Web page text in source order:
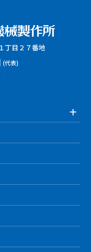
丁目２７番地
(代表)